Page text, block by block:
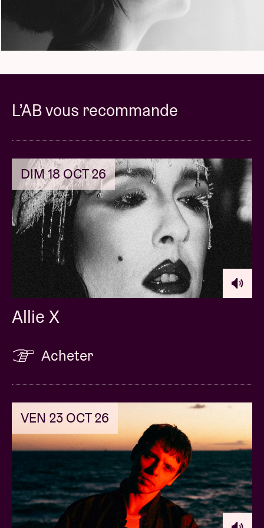
L’AB vous recommande
DIM 18 OCT 26
Allie X
Acheter
VEN 23 OCT 26